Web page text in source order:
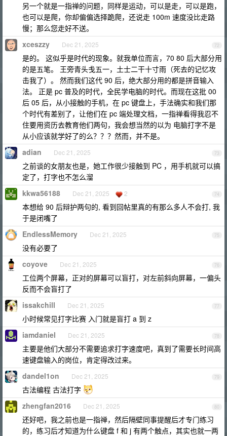
另一个就是一指禅的问题，同样是运动，可以是走，可以是跑，
也可以是爬，你却偏偏选择跪爬，还说走 100m 速度没比走路
慢；那么您走好不送。
72
xceszzy Dec 21, 2025
是的。 这似乎是时代的现象。就我单位而言，70 80 后大部分用
的是五笔。 王旁青头戋五一，土士二干十寸雨（死去的记忆攻
击我了）。 然而我们这代 90 后，绝大部分用的都是拼音输入
法。 正是 pc 普及的时代，全民学电脑的时代。而现在这批 00
后 05 后，从小接触的手机，在 pc 键盘上，手法确实和我们那
个时代有差别了，让他们在 pc 端处理文档，一指禅看得我忍不
住要用资历去教育他们两句，我会想当然的以为 电脑打字不是
从小应该就学好了的么？？？然而，并不是。
73
adian Dec 21, 2025
之前谈的女朋友也是，她工作很少接触到 PC ，用手机就可以搞
定了，打字也不怎么溜
74
kkwa56188 Dec 21, 2025 2
本想给 90 后辩护两句的, 看到回帖里真的有那么多人不会打, 我
于是闭嘴了
75
EndlessMemory Dec 21, 2025
没有必要了
76
coyove Dec 21, 2025
工位两个屏幕，正对的屏幕可以盲打，对左前斜向屏幕，一偏头
反而不会盲打了
77
issakchill Dec 21, 2025
小时候常见打字比赛 入门就是盲打 a 到 z
78
iamdaniel Dec 21, 2025
主要是他们大部分不需要追求打字速度吧，真到了需要长时间高
速键盘输入的岗位，肯定得改过来。
79
dandel1on Dec 21, 2025
古法编程 古法打字
80
zhengfan2016 Dec 21, 2025
还好吧，我之前也是一指禅，然后隔壁同事提醒后才专门练习
的，练习后才知道为什么键盘 f 和 j 有两个触点，其实也就一两